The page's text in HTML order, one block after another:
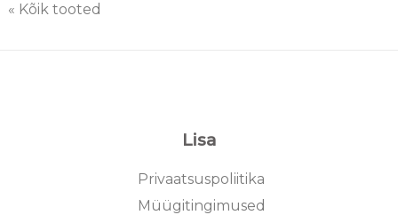
« Kõik tooted
Lisa
Privaatsuspoliitika
Müügitingimused